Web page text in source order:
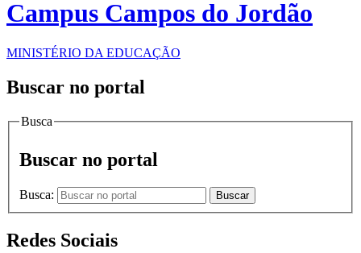
Campus Campos do Jordão
MINISTÉRIO DA EDUCAÇÃO
Buscar no portal
Busca
Buscar no portal
Busca: Buscar
Redes Sociais